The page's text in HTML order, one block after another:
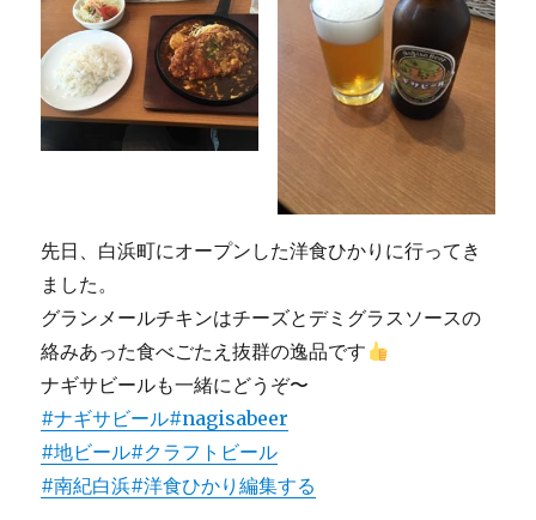
先日、白浜町にオープンした洋食ひかりに行ってき
ました。
グランメールチキンはチーズとデミグラスソースの
絡みあった食べごたえ抜群の逸品です
ナギサビールも一緒にどうぞ〜
#ナギサビール#nagisabeer
#地ビール#クラフトビール
#南紀白浜#洋食ひかり編集する